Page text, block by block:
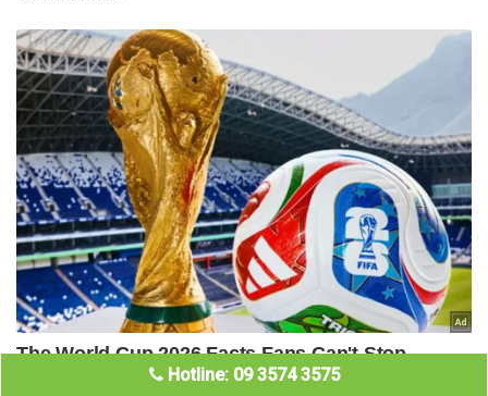
Hotline: 09 3574 3575